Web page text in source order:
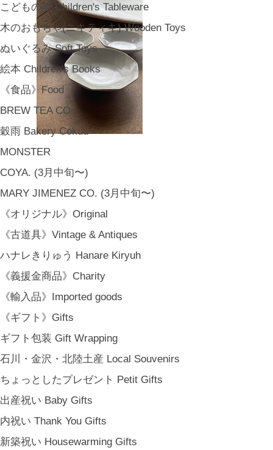
こどもの器 Children's Tableware
木のおもちゃ(ニキティキ) Wooden Toys
ぬいぐるみ Soft Toys
絵本 Children's Books
《食品》Food
BREW TEA CO
穀雨 Bakery Cokuu
MONSTER
COYA. (3月中旬〜)
MARY JIMENEZ CO. (3月中旬〜)
《オリジナル》Original
《古道具》Vintage & Antiques
ハナレきりゅう Hanare Kiryuh
《義援金商品》Charity
《輸入品》Imported goods
《ギフト》Gifts
ギフト包装 Gift Wrapping
石川・金沢・北陸土産 Local Souvenirs
ちょっとしたプレゼント Petit Gifts
出産祝い Baby Gifts
内祝い Thank You Gifts
新築祝い Housewarming Gifts
金沢・北陸で生まれたさまざまな作品を中心に、物語を宿し、使う人の